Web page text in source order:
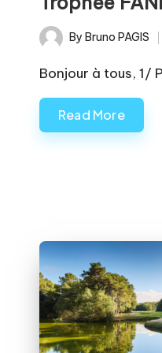
Posted
by
By Bruno PAGIS
Bonjour à tous, 1/
Read More